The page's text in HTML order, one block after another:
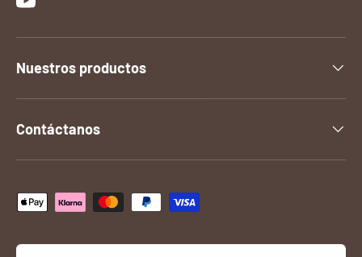
YouTube
Nuestros productos
Contáctanos
Formas de pago aceptadas
País/Región